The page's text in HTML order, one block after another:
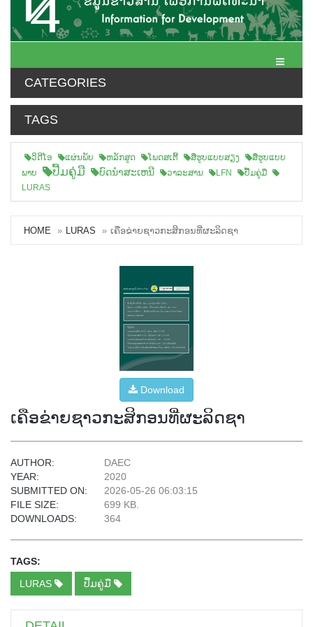
Toggle
CATEGORIES
TAGS
ວິດີໂອ ແຜ່ນພັບ ຫລັກສູດ ໂພດສເຕີ້ ສືຮູບແບບສຽງ
ສື່ຮູບແບບ
ພາບ
ປື້ມຄູ່ມື ບົດນຳສະເຫນີ ວາລະສານ LFN
ປື້ມຄູ່ມື
LURAS
HOME LURAS ເຄືອຂ່າຍຊາວກະສິກອນທີ່ຜະລິດຊາ
Download
ເຄືອຂ່າຍຊາວກະສິກອນທີ່ຜະລິດຊາ
AUTHOR:
DAEC
YEAR:
2020
SUBMITTED ON:
2026-05-26 06:03:15
FILE SIZE:
699 KB.
DOWNLOADS:
364
TAGS:
LURAS
ປື້ມຄູ່ມື